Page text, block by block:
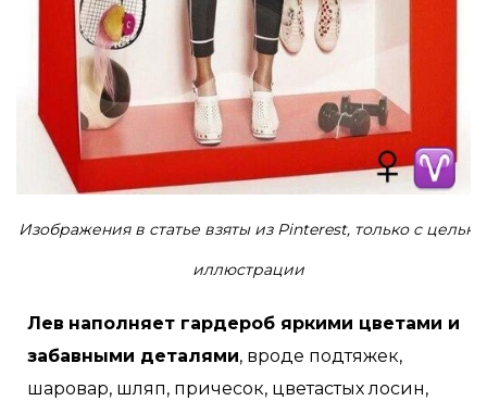
Изображения в статье взяты из Pinterest, только с целью
иллюстрации
Лев наполняет гардероб яркими цветами и
забавными деталями, вроде подтяжек,
шаровар, шляп, причесок, цветастых лосин,